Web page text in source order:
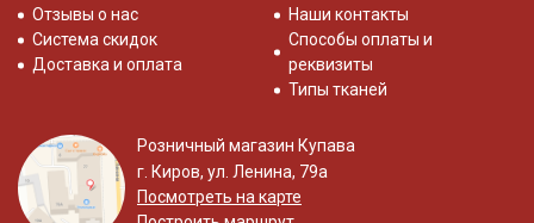
Отзывы о нас
Система скидок
Доставка и оплата
Наши контакты
Способы оплаты и
реквизиты
Типы тканей
Розничный магазин Купава
г. Киров, ул. Ленина, 79а
Посмотреть на карте